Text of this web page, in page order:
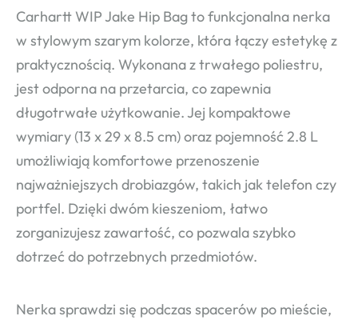
Carhartt WIP Jake Hip Bag to funkcjonalna nerka
w stylowym szarym kolorze, która łączy estetykę z
praktycznością. Wykonana z trwałego poliestru,
jest odporna na przetarcia, co zapewnia
długotrwałe użytkowanie. Jej kompaktowe
wymiary (13 x 29 x 8.5 cm) oraz pojemność 2.8 L
umożliwiają komfortowe przenoszenie
najważniejszych drobiazgów, takich jak telefon czy
portfel. Dzięki dwóm kieszeniom, łatwo
zorganizujesz zawartość, co pozwala szybko
dotrzeć do potrzebnych przedmiotów.
Nerka sprawdzi się podczas spacerów po mieście,